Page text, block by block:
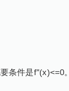
条件是f''(x)<=0。